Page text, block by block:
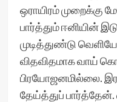
ஒராயிரம் முறைக்கு
பார்த்தும் ஈனியின்
முடித்துண்டு
விதவிதமாக வாய்
பிரயோஜனமில்லை.
தேய்த்துப் பார்த்தேன்.